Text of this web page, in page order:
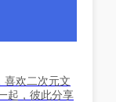
喜欢二次元文
起，彼此分享